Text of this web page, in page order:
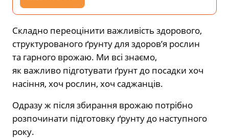
Складно переоцінити важливість здорового,
структурованого ґрунту для здоров’я рослин
та гарного врожаю. Ми всі знаємо,
як важливо підготувати ґрунт до посадки хоч
насіння, хоч рослин, хоч саджанців.
Одразу ж після збирання врожаю потрібно
розпочинати підготовку ґрунту до наступного
року.